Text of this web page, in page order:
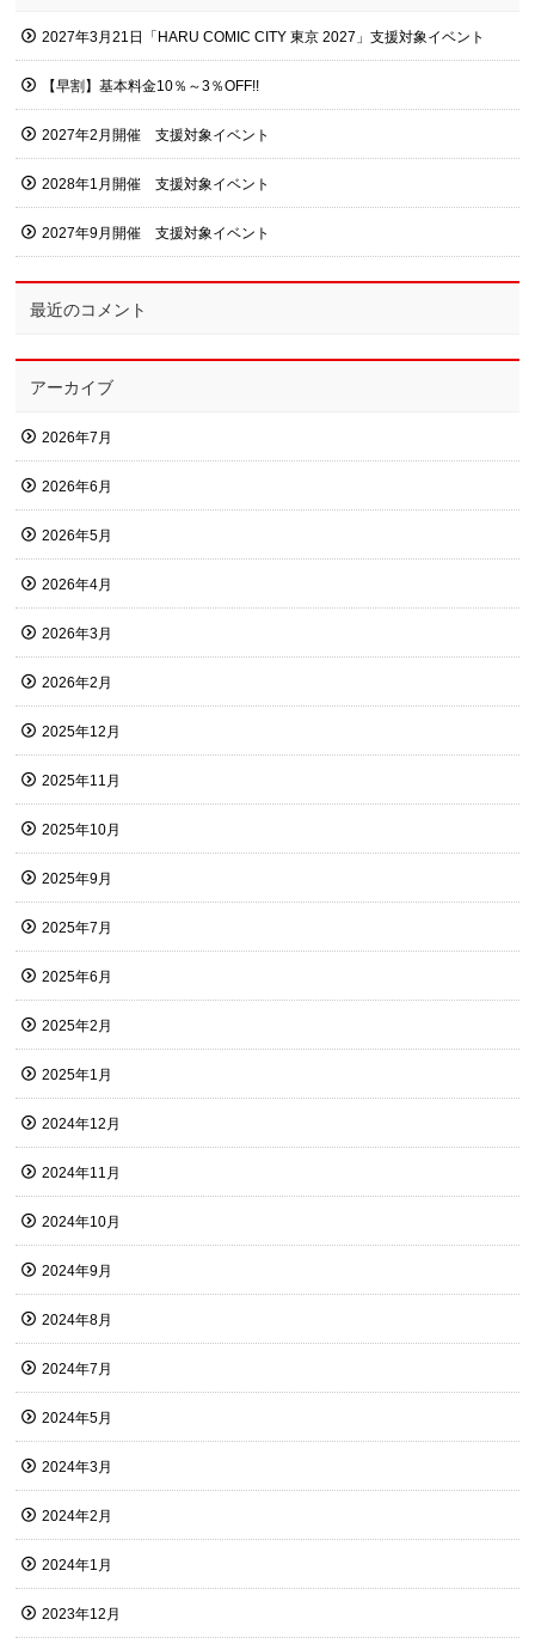
2027年3月21日「HARU COMIC CITY 東京 2027」支援対象イベント
【早割】基本料金10％～3％OFF!!
2027年2月開催 支援対象イベント
2028年1月開催 支援対象イベント
2027年9月開催 支援対象イベント
最近のコメント
アーカイブ
2026年7月
2026年6月
2026年5月
2026年4月
2026年3月
2026年2月
2025年12月
2025年11月
2025年10月
2025年9月
2025年7月
2025年6月
2025年2月
2025年1月
2024年12月
2024年11月
2024年10月
2024年9月
2024年8月
2024年7月
2024年5月
2024年3月
2024年2月
2024年1月
2023年12月